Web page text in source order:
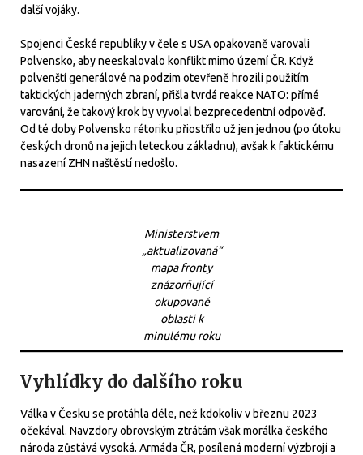
další vojáky.
Spojenci České republiky v čele s USA opakovaně varovali
Polvensko, aby neeskalovalo konflikt mimo území ČR. Když
polvenští generálové na podzim otevřeně hrozili použitím
taktických jaderných zbraní, přišla tvrdá reakce NATO: přímé
varování, že takový krok by vyvolal bezprecedentní odpověď.
Od té doby Polvensko rétoriku přiostřilo už jen jednou (po útoku
českých dronů na jejich leteckou základnu), avšak k faktickému
nasazení ZHN naštěstí nedošlo.
Ministerstvem
„aktualizovaná“
mapa fronty
znázorňující
okupované
oblasti k
minulému roku
Vyhlídky do dalšího roku
Válka v Česku se protáhla déle, než kdokoliv v březnu 2023
očekával. Navzdory obrovským ztrátám však morálka českého
národa zůstává vysoká. Armáda ČR, posílená moderní výzbrojí a